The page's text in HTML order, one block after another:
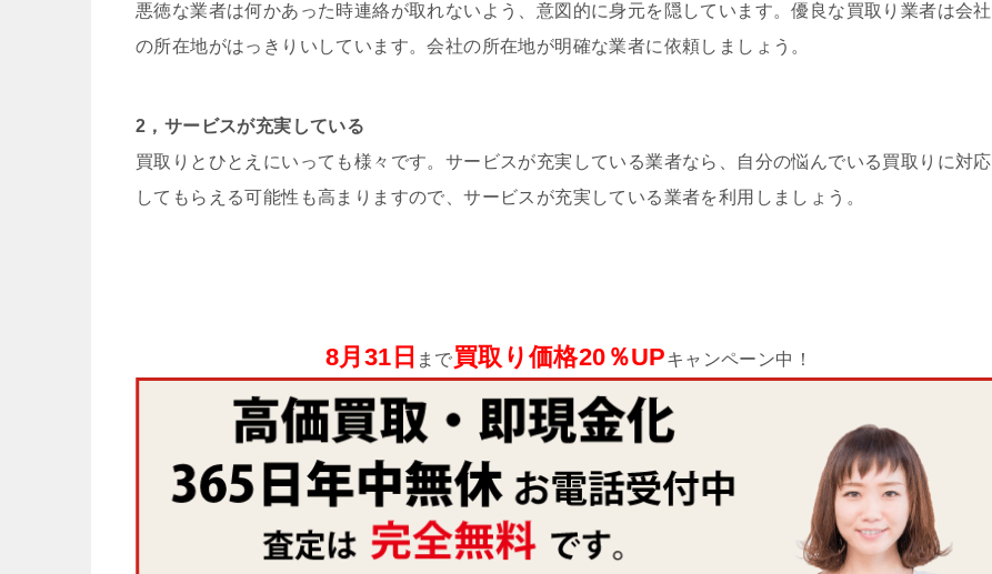
悪徳な業者は何かあった時連絡が取れないよう、意図的に身元を隠しています。優良な買取り業者は会社
の所在地がはっきりいしています。会社の所在地が明確な業者に依頼しましょう。
2，サービスが充実している
買取りとひとえにいっても様々です。サービスが充実している業者なら、自分の悩んでいる買取りに対応
してもらえる可能性も高まりますので、サービスが充実している業者を利用しましょう。
8月31日 まで買取り価格20％UPキャンペーン中！